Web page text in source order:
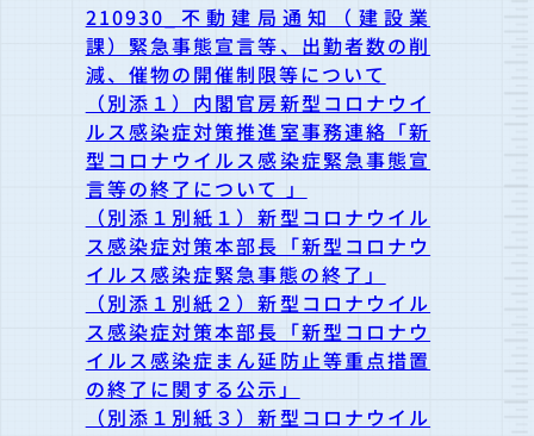
210930_不動建局通知（建設業
課）緊急事態宣言等、出勤者数の削
減、催物の開催制限等について
（別添１）内閣官房新型コロナウイ
ルス感染症対策推進室事務連絡「新
型コロナウイルス感染症緊急事態宣
言等の終了について 」
（別添１別紙１）新型コロナウイル
ス感染症対策本部長「新型コロナウ
イルス感染症緊急事態の終了」
（別添１別紙２）新型コロナウイル
ス感染症対策本部長「新型コロナウ
イルス感染症まん延防止等重点措置
の終了に関する公示」
（別添１別紙３）新型コロナウイル